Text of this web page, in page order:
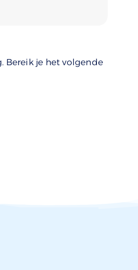
Bereik je het volgende